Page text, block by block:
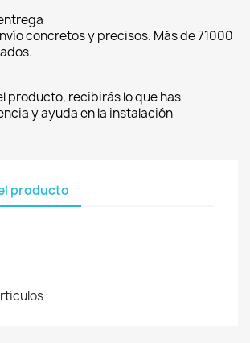
concretos y precisos. Más de 71000
producto, recibirás lo que has
y ayuda en la instalación
producto